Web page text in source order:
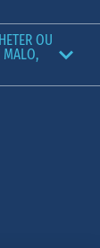
OU
MALO,